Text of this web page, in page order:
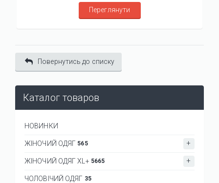
Переглянути
Повернутись до списку
Каталог товаров
НОВИНКИ
ЖІНОЧИЙ ОДЯГ 565
ЖІНОЧИЙ ОДЯГ XL+ 5665
ЧОЛОВІЧИЙ ОДЯГ 35